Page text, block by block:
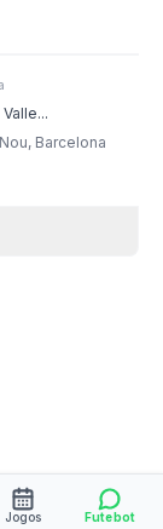
, Barcelona
Jogos Futebot